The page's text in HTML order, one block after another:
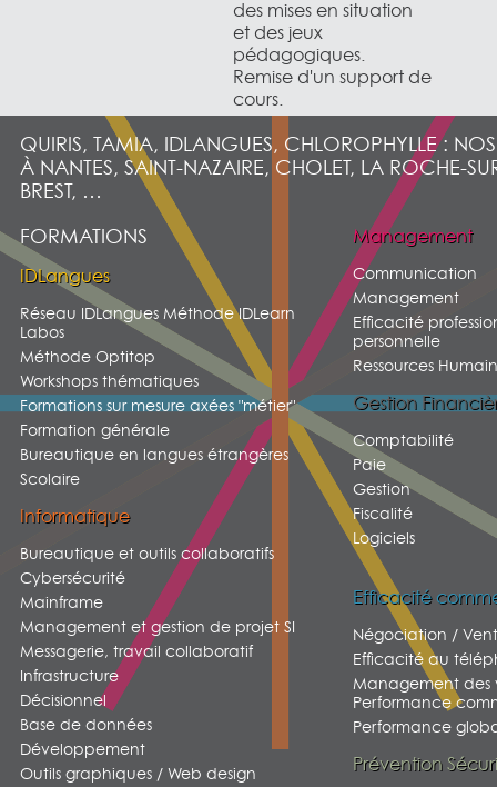
des mises en situation
et des jeux
pédagogiques.
Remise d'un support de
cours.
QUIRIS, TAMIA, IDLANGUES, CHLOROPHYLLE :
À NANTES, SAINT-NAZAIRE, CHOLET, LA ROCHE-
BREST, …
FORMATIONS
IDLangues
Réseau IDLangues Méthode IDLearn
Labos
Méthode Optitop
Workshops thématiques
Formations sur mesure axées "métier"
Formation générale
Bureautique en langues étrangères
Scolaire
Informatique
Bureautique et outils collaboratifs
Cybersécurité
Mainframe
Management et gestion de projet SI
Messagerie, travail collaboratif
Infrastructure
Décisionnel
Base de données
Développement
Outils graphiques / Web design
Management
Communication
Management
Efficacité
personnelle
Ressources
Gestion
Comptabilité
Paie
Gestion
Fiscalité
Logiciels
Efficacité
Négociation /
Efficacité au
Management des
Performance
Performance
Prévention